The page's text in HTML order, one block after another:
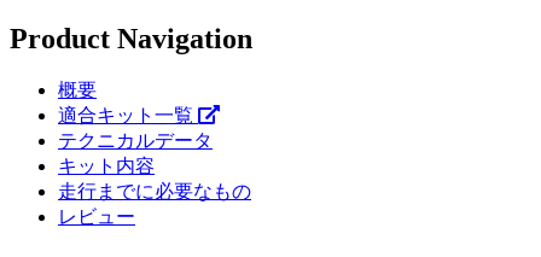
Product Navigation
概要
適合キット一覧
テクニカルデータ
キット内容
走行までに必要なもの
レビュー